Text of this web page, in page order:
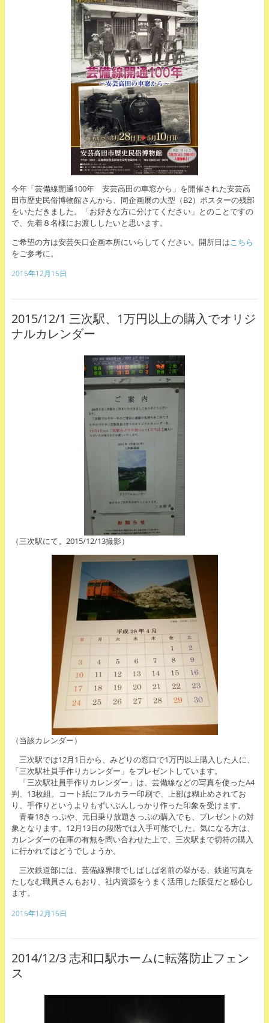
今年「芸備線開通100年 安芸高田の車窓から」を開催された安芸高
田市歴史民俗博物館さんから、同企画展の大型（B2）ポスターの残部
をいただきました。「お好きな方に分けてください」とのことですの
で、先着８名様にお渡ししたいと思います。
ご希望の方は安芸矢口企画本所にいらしてください。開所日はこちら
をご参考に。
2015年12月15日
2015/12/1 三次駅、1万円以上の購入でオリジ
ナルカレンダー
（三次駅にて。2015/12/13撮影）
（当該カレンダー）
三次駅では12月1日から、みどりの窓口で1万円以上購入した人に、
「三次駅社員手作りカレンダー」をプレゼントしています。
「三次駅社員手作りカレンダー」は、芸備線などの写真を使ったA4
判、13枚組。コート紙にフルカラー印刷で、上部は糊止めされてお
り、手作りというよりもずいぶんしっかり作った印象を受けます。
青春18きっぷや、元日乗り放題きっぷの購入でも、プレゼントの対
象となります。12月13日の段階では入手可能でした。気になる方は、
カレンダーの在庫の有無を問い合わせた上で、三次駅まで切符の購入
に行かれてはどうでしょうか。
三次鉄道部には、芸備線界隈でしばしば名前の挙がる、鉄道写真を
たしなむ職員さんもおり、社内資源をうまく活用した販促だと感心し
ます。
2015年12月15日
2014/12/3 志和口駅ホームに転落防止フェン
ス